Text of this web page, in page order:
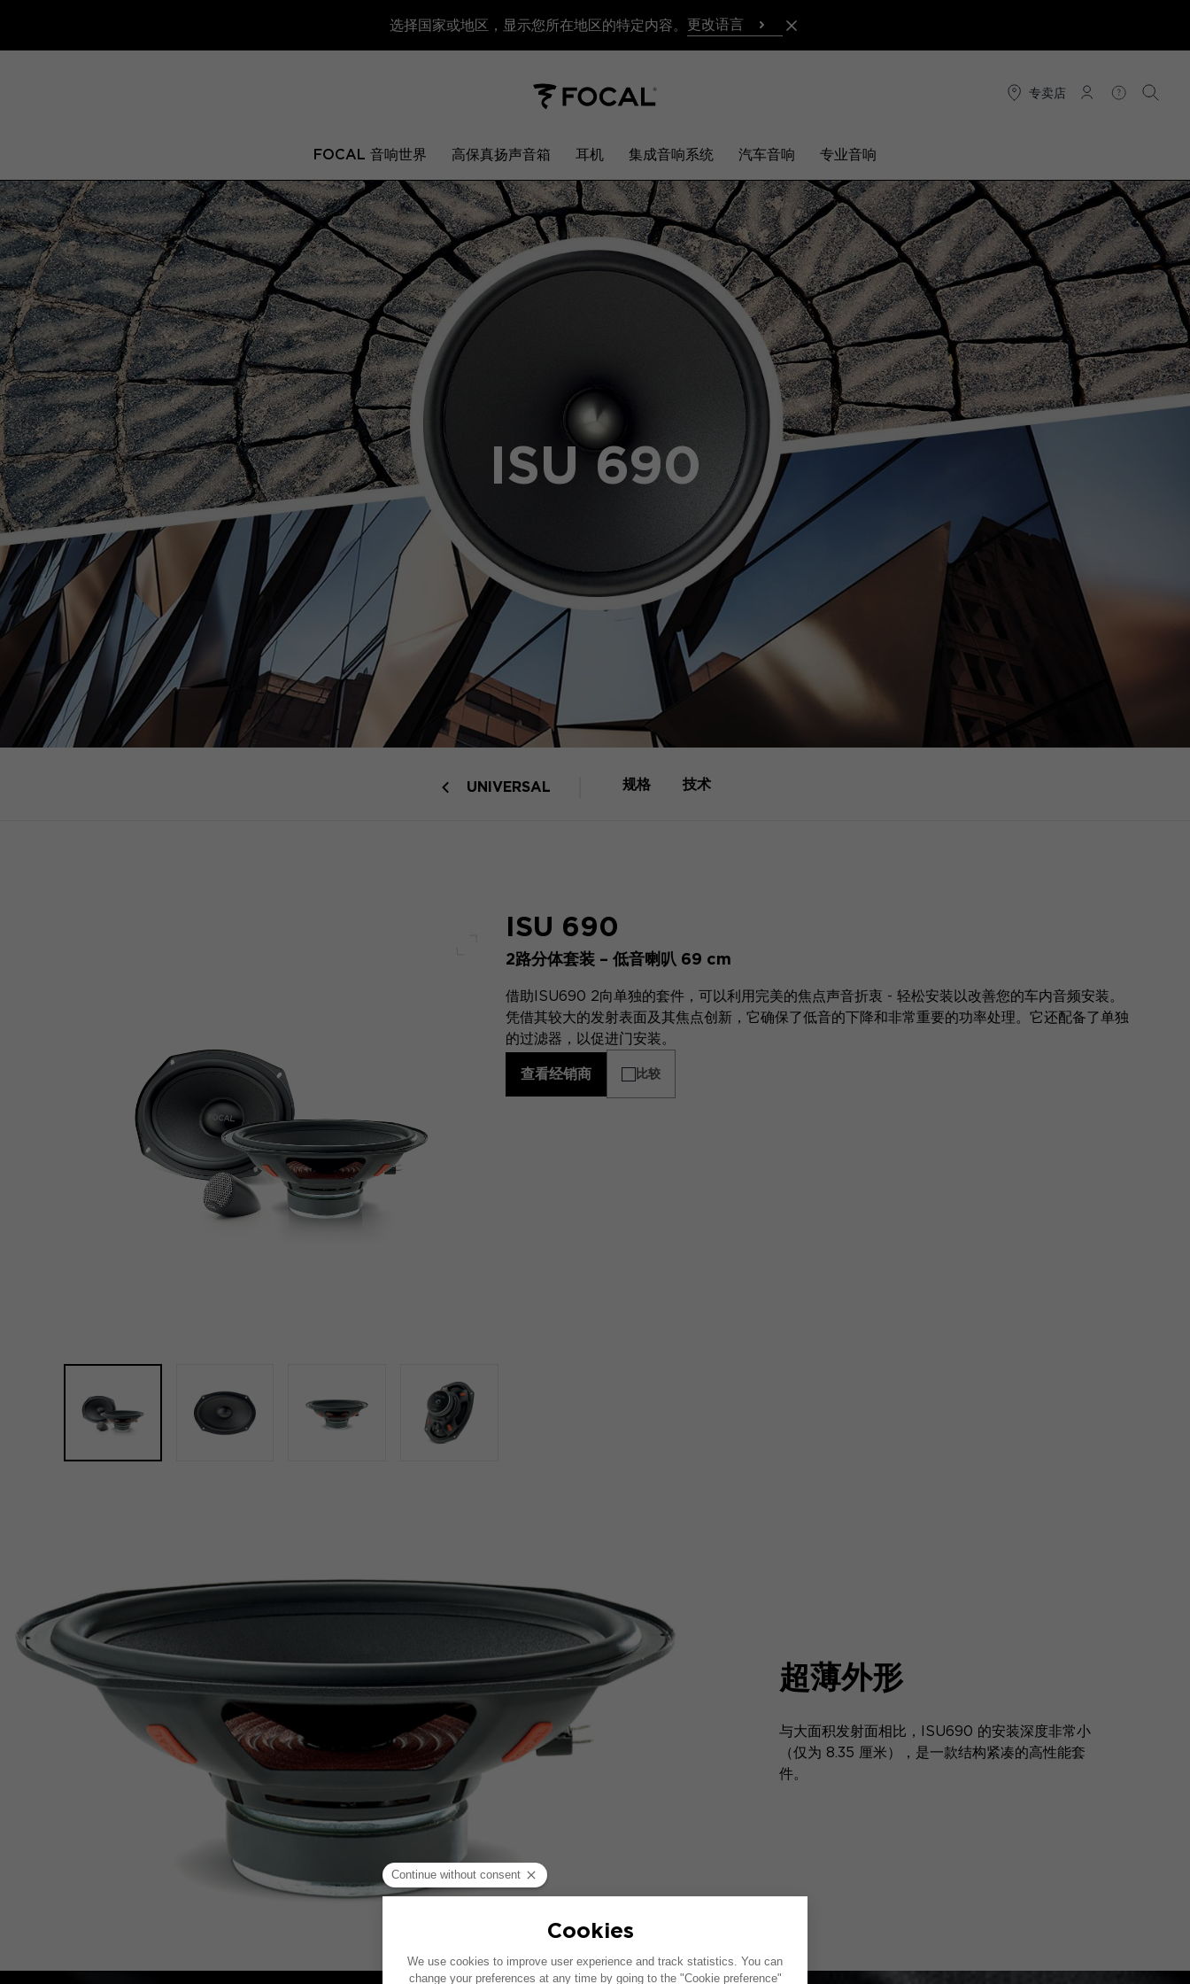
选择国家或地区，显示您所在地区的特定内容。 更改语言
专卖店
连接 帮助 搜索
FOCAL 音响世界 高保真扬声音箱 耳机 集成音响系统 汽车音响 专业音响
ISU 690
UNIVERSAL 规格 技术
全屏幕
ISU 690
2路分体套装 – 低音喇叭 69 cm
借助ISU690 2向单独的套件，可以利用完美的焦点声音折衷 - 轻松安装以改善您的车内音频安装。
凭借其较大的发射表面及其焦点创新，它确保了低音的下降和非常重要的功率处理。它还配备了单独
的过滤器，以促进门安装。
查看经销商 比较
超薄外形
与大面积发射面相比，ISU690 的安装深度非常小
（仅为 8.35 厘米），是一款结构紧凑的高性能套
件。